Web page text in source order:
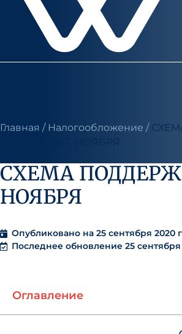
Главная / Налогообложение /
СХЕМА
НОЯБРЯ
Опубликовано на 25 сентября 2020
Последнее обновление 25 сентября
Оглавление